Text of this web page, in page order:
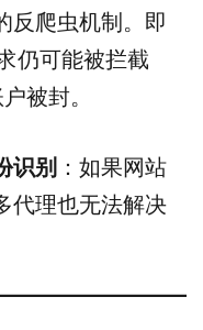
反爬虫机制。即
仍可能被拦截
被封。
识别 ：如果网站
代理也无法解决